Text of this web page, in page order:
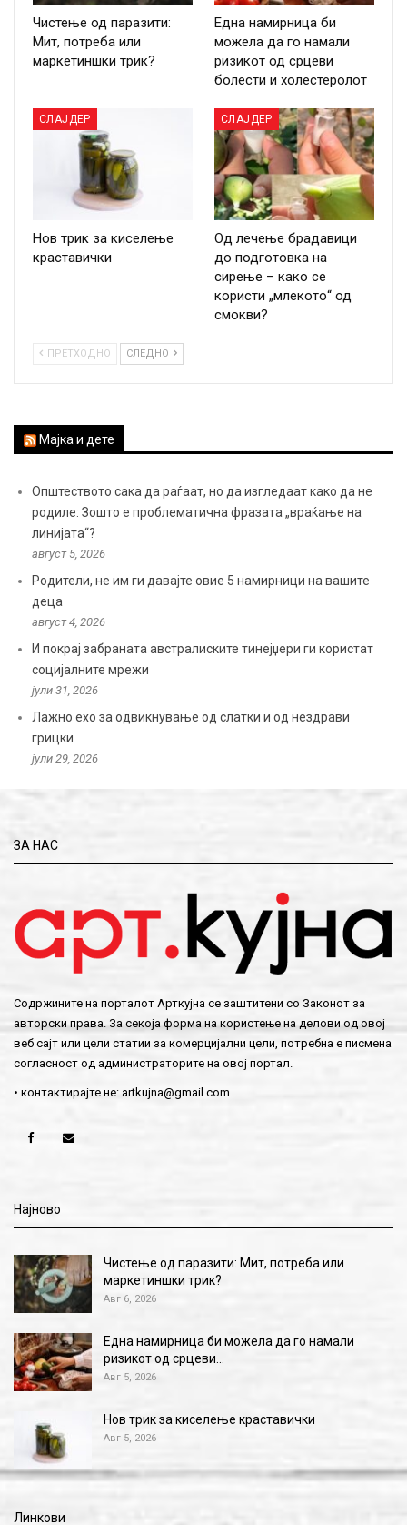
Чистење од паразити:
Мит, потреба или
маркетиншки трик?
Една намирница би
можела да го намали
ризикот од срцеви
болести и холестеролот
СЛАЈДЕР
Нов трик за киселење
краставички
СЛАЈДЕР
Од лечење брадавици
до подготовка на
сирење – како се
користи „млекото“ од
смокви?
ПРЕТХОДНО СЛЕДНО
Мајка и дете
Општеството сака да раѓаат, но да изгледаат како да не
родиле: Зошто е проблематична фразата „враќање на
линијата“?
август 5, 2026
Родители, не им ги давајте овие 5 намирници на вашите
деца
август 4, 2026
И покрај забраната австралиските тинејџери ги користат
социјалните мрежи
јули 31, 2026
Лажно ехо за одвикнување од слатки и од нездрави
грицки
јули 29, 2026
ЗА НАС
Содржините на порталот Арткујна се заштитени со Законот за
авторски права. За секоја форма на користење на делови од овој
веб сајт или цели статии за комерцијални цели, потребна е писмена
согласност од администраторите на овој портал.
• контактирајте не: artkujna@gmail.com
Најново
Чистење од паразити: Мит, потреба или
маркетиншки трик?
Авг 6, 2026
Една намирница би можела да го намали
ризикот од срцеви…
Авг 5, 2026
Нов трик за киселење краставички
Авг 5, 2026
Линкови